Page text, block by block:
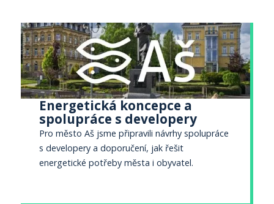
Energetická koncepce a
spolupráce s developery
Pro město Aš jsme připravili návrhy spolupráce
s developery a doporučení, jak řešit
energetické potřeby města i obyvatel.